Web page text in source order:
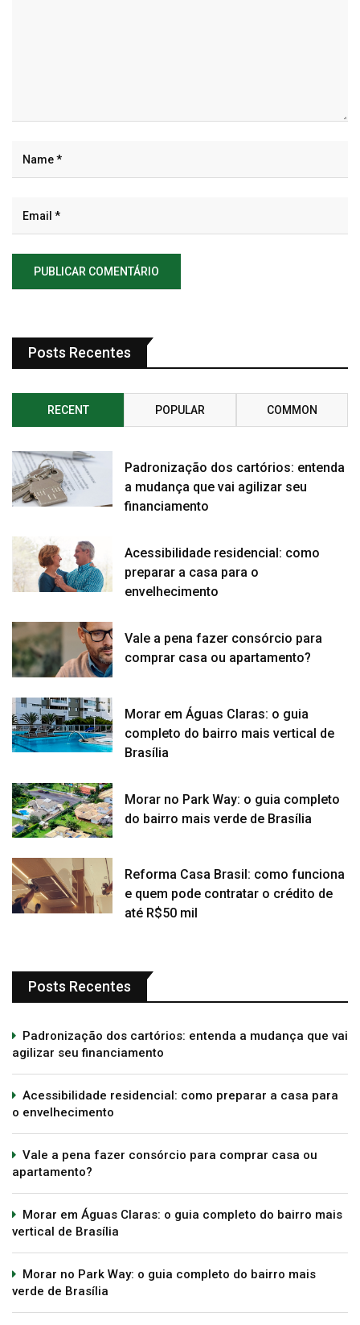
Posts Recentes
RECENT POPULAR COMMON
Padronização dos cartórios: entenda
a mudança que vai agilizar seu
financiamento
Acessibilidade residencial: como
preparar a casa para o
envelhecimento
Vale a pena fazer consórcio para
comprar casa ou apartamento?
Morar em Águas Claras: o guia
completo do bairro mais vertical de
Brasília
Morar no Park Way: o guia completo
do bairro mais verde de Brasília
Reforma Casa Brasil: como funciona
e quem pode contratar o crédito de
até R$50 mil
Posts Recentes
Padronização dos cartórios: entenda a mudança que vai
agilizar seu financiamento
Acessibilidade residencial: como preparar a casa para
o envelhecimento
Vale a pena fazer consórcio para comprar casa ou
apartamento?
Morar em Águas Claras: o guia completo do bairro mais
vertical de Brasília
Morar no Park Way: o guia completo do bairro mais
verde de Brasília